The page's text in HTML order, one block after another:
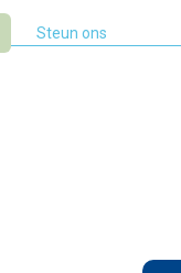
Steun ons